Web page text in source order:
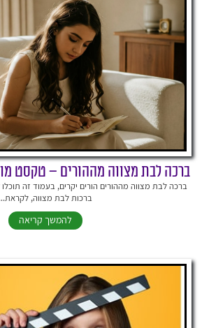
ברכה לבת מצווה מההורים – טקסט
ברכה לבת מצווה מההורים הורים יקרים, בעמוד זה
ברכות לבת מצווה, לקראת...
להמשך קריאה